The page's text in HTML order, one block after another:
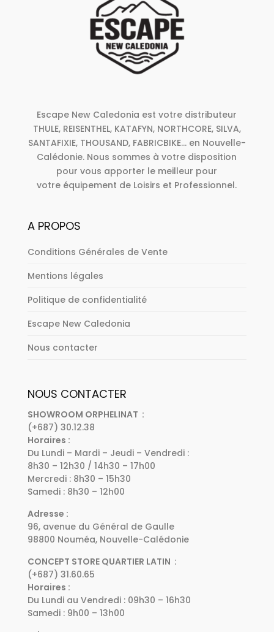
Escape New Caledonia est votre distributeur
THULE, REISENTHEL, KATAFYN, NORTHCORE, SILVA,
SANTAFIXIE, THOUSAND, FABRICBIKE... en Nouvelle-
Calédonie. Nous sommes à votre disposition
pour vous apporter le meilleur pour
votre équipement de Loisirs et Professionnel.
A PROPOS
Conditions Générales de Vente
Mentions légales
Politique de confidentialité
Escape New Caledonia
Nous contacter
NOUS CONTACTER
SHOWROOM ORPHELINAT :
(+687) 30.12.38
Horaires :
Du Lundi – Mardi – Jeudi – Vendredi :
8h30 – 12h30 / 14h30 – 17h00
Mercredi : 8h30 – 15h30
Samedi : 8h30 – 12h00
Adresse :
96, avenue du Général de Gaulle
98800 Nouméa, Nouvelle-Calédonie
CONCEPT STORE QUARTIER LATIN :
(+687) 31.60.65
Horaires :
Du Lundi au Vendredi : 09h30 – 16h30
Samedi : 9h00 – 13h00